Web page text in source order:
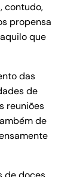
contudo,
propensa
que
das
de
reuniões
de